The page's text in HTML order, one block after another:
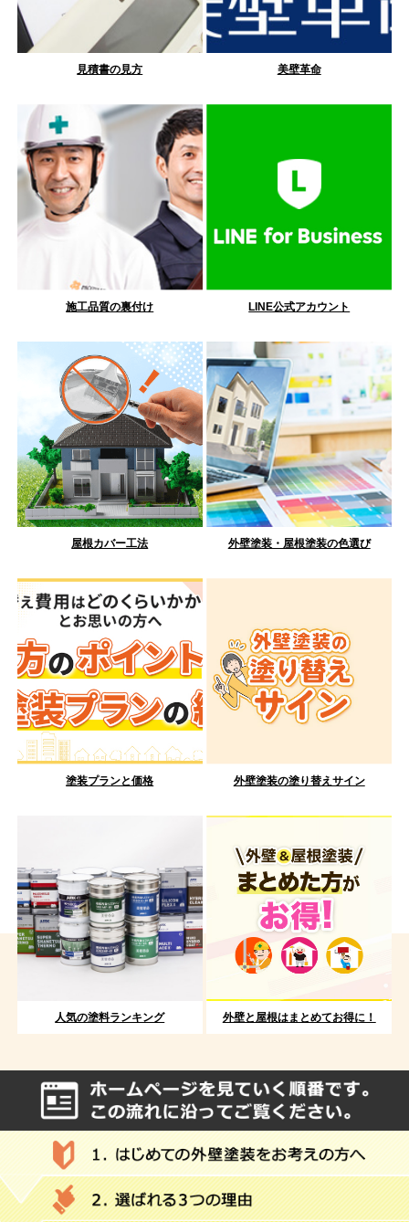
見積書の見方 美壁革命
施工品質の裏付け LINE公式アカウント
屋根カバー工法 外壁塗装・屋根塗装の色選び
塗装プランと価格 外壁塗装の塗り替えサイン
人気の塗料ランキング 外壁と屋根はまとめてお得に！